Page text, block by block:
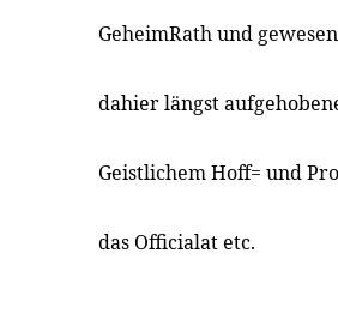
GeheimRath und
dahier längst
Geistlichem Hoff= und
das Officialat etc.